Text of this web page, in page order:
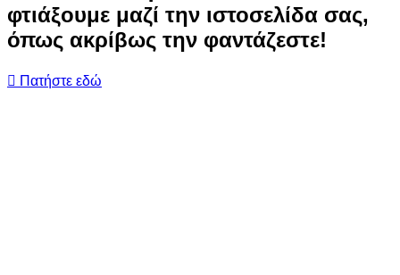
φτιάξουμε μαζί την ιστοσελίδα σας,
όπως ακρίβως την φαντάζεστε!
Πατήστε εδώ